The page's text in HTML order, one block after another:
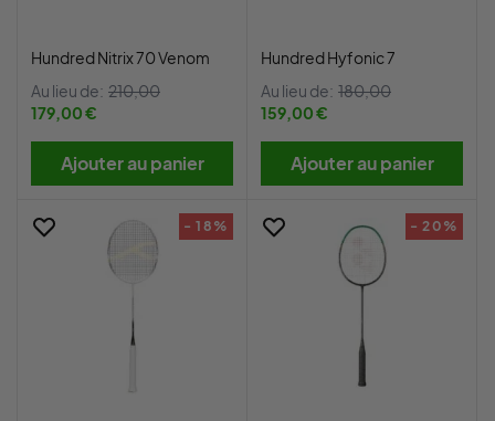
Hundred Nitrix 70 Venom
Au lieu de: 210,00
179,00 €
Ajouter au panier
Hundred Hyfonic 7
Au lieu de: 180,00
159,00 €
Ajouter au panier
- 18% - 20%